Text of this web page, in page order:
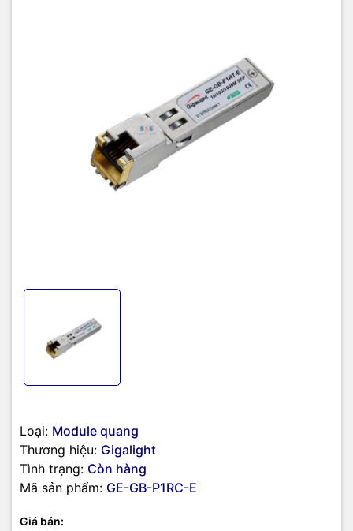
Loại: Module quang
Thương hiệu: Gigalight
Tình trạng: Còn hàng
Mã sản phẩm: GE-GB-P1RC-E
Giá bán: